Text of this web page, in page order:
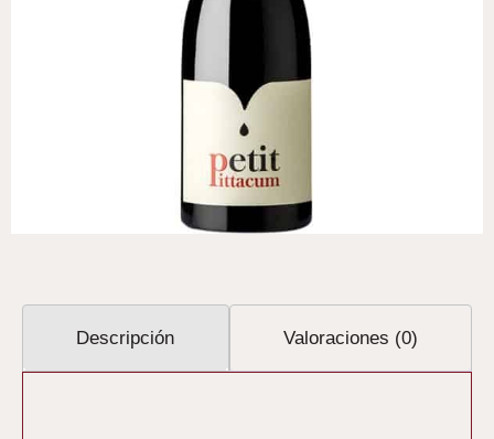
Descripción Valoraciones (0)